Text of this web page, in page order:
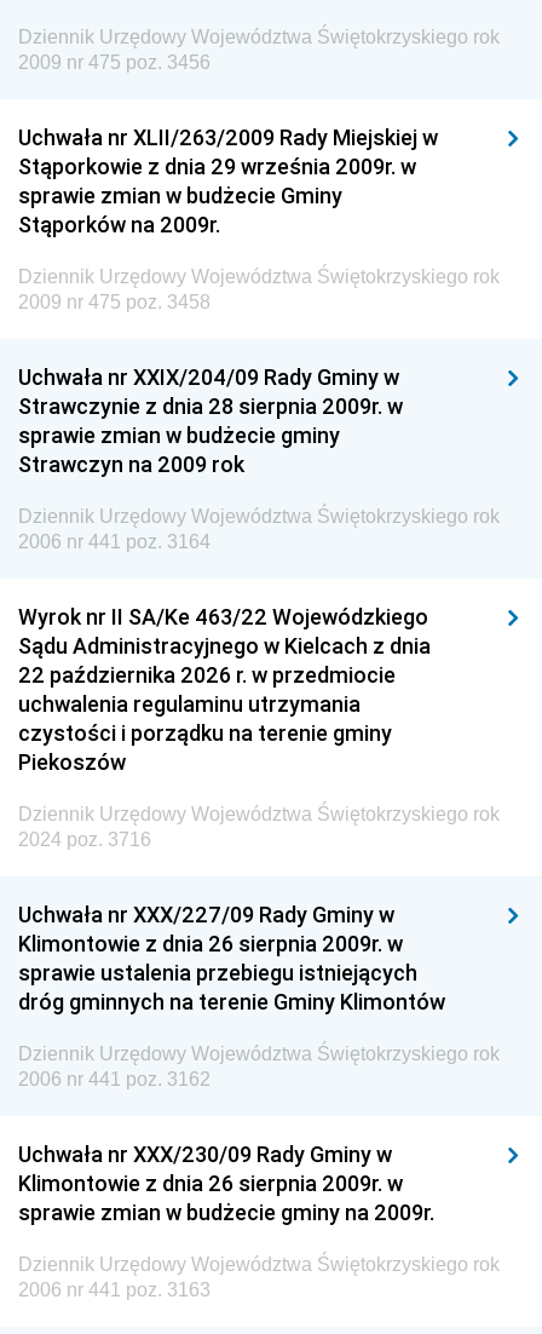
Wewnętrznego
Dziennik Urzędowy Urzędu Patentowego
Dziennik Urzędowy Generalnej Dyrekcji Dróg
Krajowych i Autostrad
Dziennik Urzędowy Ministra Środowiska
Dziennik Urzędowy Ministra Edukacji
Dziennik Urzędowy Ministra Przemysłu
Dziennik Urzędowy Ministra Finansów i Gospodarki
Dziennik Urzędowy Ministra do Spraw Unii
Dziennik Urzędowy Agencji Wywiadu
Dziennik Urzędowy Województwa Świętokrzyskiego rok
2009 nr 475 poz. 3456
Uchwała nr XLII/263/2009 Rady Miejskiej w
Stąporkowie z dnia 29 września 2009r. w
sprawie zmian w budżecie Gminy
Stąporków na 2009r.
Dziennik Urzędowy Województwa Świętokrzyskiego rok
2009 nr 475 poz. 3458
Uchwała nr XXIX/204/09 Rady Gminy w
Strawczynie z dnia 28 sierpnia 2009r. w
sprawie zmian w budżecie gminy
Strawczyn na 2009 rok
Dziennik Urzędowy Województwa Świętokrzyskiego rok
2006 nr 441 poz. 3164
Wyrok nr II SA/Ke 463/22 Wojewódzkiego
Sądu Administracyjnego w Kielcach z dnia
22 października 2026 r. w przedmiocie
uchwalenia regulaminu utrzymania
czystości i porządku na terenie gminy
Piekoszów
Dziennik Urzędowy Województwa Świętokrzyskiego rok
2024 poz. 3716
Uchwała nr XXX/227/09 Rady Gminy w
Klimontowie z dnia 26 sierpnia 2009r. w
sprawie ustalenia przebiegu istniejących
dróg gminnych na terenie Gminy Klimontów
Dziennik Urzędowy Województwa Świętokrzyskiego rok
2006 nr 441 poz. 3162
Uchwała nr XXX/230/09 Rady Gminy w
Klimontowie z dnia 26 sierpnia 2009r. w
sprawie zmian w budżecie gminy na 2009r.
Dziennik Urzędowy Województwa Świętokrzyskiego rok
2006 nr 441 poz. 3163